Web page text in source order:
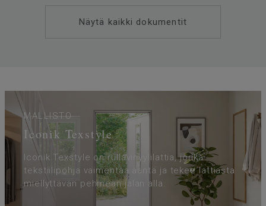
Soveltuu (korkeintaan 27°C)
∆Lw
Näytä kaikki dokumentit
MALLISTO
Iconik Texstyle
Iconik Texstyle on rullavinyylilattia, jonka
tekstiilipohja vaimentaa ääntä ja tekee lattiasta
miellyttävän pehmeän jalan alla.